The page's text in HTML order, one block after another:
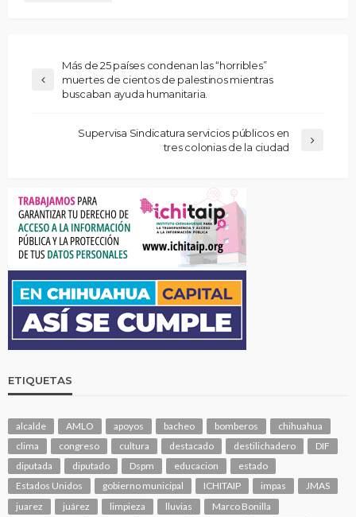
Más de 25 países condenan las “horribles”
muertes de cientos de palestinos mientras
buscaban ayuda humanitaria.
Supervisa Sindicatura servicios públicos en
tres colonias de la ciudad
ETIQUETAS
alcalde AMLO apoyos bacheo bomberos
chihuahua
clima
congreso cultura destacado destilichadero
DIF
diputada
diputado Dspm educacion
estado
Estados Unidos
gobierno municipal ICHITAIP impas
JMAS
juarez
juárez limpieza lluvias
Marco Bonilla